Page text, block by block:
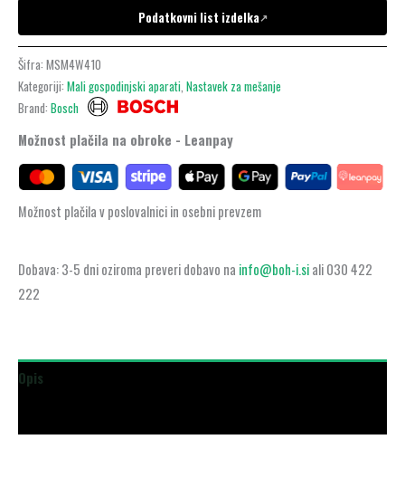
Podatkovni list izdelka↗
Šifra: MSM4W410
Kategoriji: Mali gospodinjski aparati Nastavek za mešanje
Brand: Bosch
Možnost plačila na obroke - Leanpay
Možnost plačila v poslovalnici in osebni prevzem
Dobava: 3-5 dni oziroma preveri dobavo na info@boh-i.siali 030 422
222
Opis